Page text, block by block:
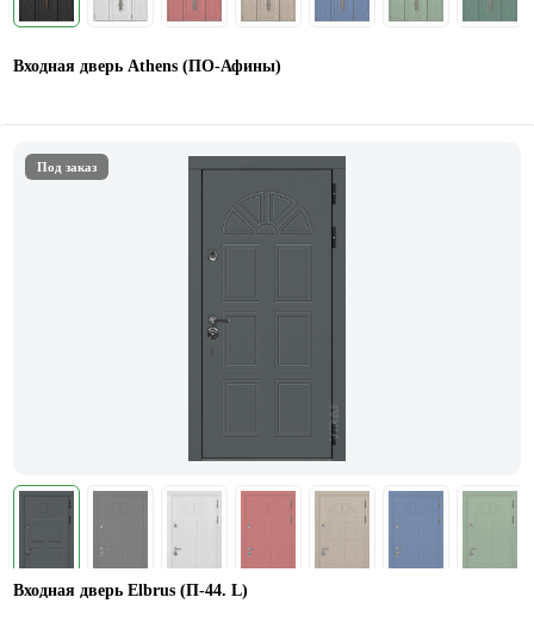
Входная дверь Athens (ПО-Афины)
Под заказ
Входная дверь Elbrus (П-44. L)